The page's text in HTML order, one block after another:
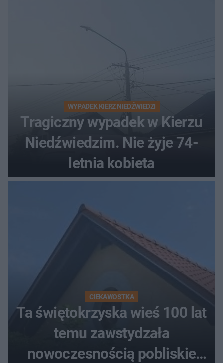
WYPADEK KIERZ NIEDŹWIEDZI
Tragiczny wypadek w Kierzu
Niedźwiedzim. Nie żyje 74-
letnia kobieta
CIEKAWOSTKA
Ta świętokrzyska wieś 100 lat
temu zawstydzała
nowoczesnością pobliskie